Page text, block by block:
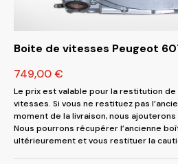
Boite de vitesses Peugeot
749,00€
Le prix est valable pour la restitution de
vitesses. Si vous ne restituez pas
moment de la livraison, nous ajouterons
Nous pourrons récupérer l’ancienne
ultérieurement et vous restituer la